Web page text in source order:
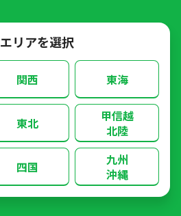
エリアを選択
関西 東海
東北
甲信越
北陸
四国
九州
沖縄